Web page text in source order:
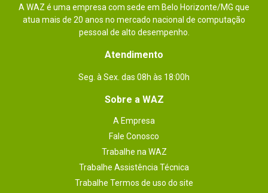
A WAZ é uma empresa com sede em Belo Horizonte/MG que
atua mais de 20 anos no mercado nacional de computação
pessoal de alto desempenho.
Atendimento
Seg. à Sex. das 08h às 18:00h
Sobre a WAZ
A Empresa
Fale Conosco
Trabalhe na WAZ
Trabalhe Assistência Técnica
Trabalhe Termos de uso do site